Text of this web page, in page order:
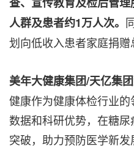
人群及患者约1万人次。
划向低收入患者家庭捐赠
美年大健康集团/天亿集
健康作为健康体检行业的
数据和科研优势，在糖
突破，助力预防医学新